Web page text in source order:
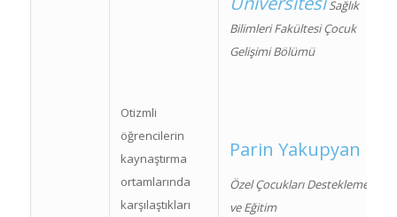
Otizmli
öğrencilerin
kaynaştırma
ortamlarında
karşılaştıkları
Sağlık
Bilimleri Fakültesi Çocuk
Gelişimi Bölümü
Parin Yakupyan
Özel Çocukları Destekleme
ve Eğitim